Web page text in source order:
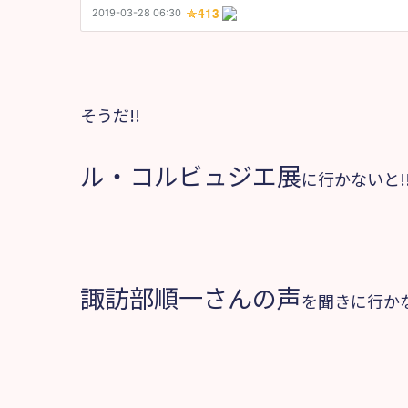
そうだ!!
ル・コルビュジエ展に行かないと
諏訪部順一さんの声を聞きに行か